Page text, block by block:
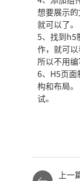
想要展示
就可以了。
5、找到h5
作，就可
所以不用编
6、H5页面
构和布局
试。
上一